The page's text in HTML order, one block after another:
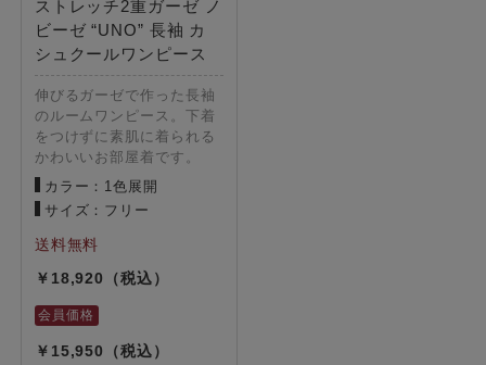
ストレッチ2重ガーゼ ノ
ビーゼ “UNO” 長袖 カ
シュクールワンピース
伸びるガーゼで作った長袖
のルームワンピース。下着
をつけずに素肌に着られる
かわいいお部屋着です。
カラー：1色展開
サイズ：フリー
18,920
15,950